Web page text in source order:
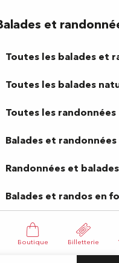
et
Toutes les balades et
Toutes les balades
Toutes les randonnées
Balades et
Randonnées et
Balades et randos en
Boutique Billetterie
mail nos offres et
ici !
Tourisme 2024